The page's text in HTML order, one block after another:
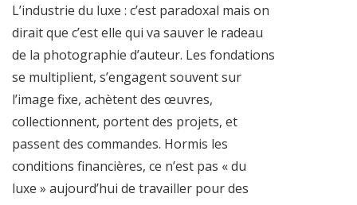
L’industrie du luxe : c’est paradoxal mais on
dirait que c’est elle qui va sauver le radeau
de la photographie d’auteur. Les fondations
se multiplient, s’engagent souvent sur
l’image fixe, achètent des œuvres,
collectionnent, portent des projets, et
passent des commandes. Hormis les
conditions financières, ce n’est pas « du
luxe » aujourd’hui de travailler pour des